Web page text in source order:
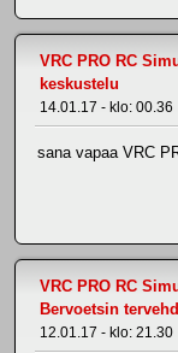
VRC PRO RC
keskustelu
14.01.17 - klo: 00.36
sana vapaa VRC
VRC PRO RC
Bervoetsin
12.01.17 - klo: 21.30